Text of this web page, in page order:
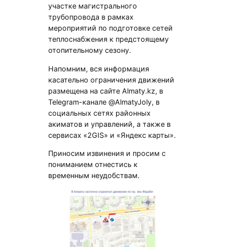
участке магистрального
трубопровода в рамках
мероприятий по подготовке сетей
теплоснабжения к предстоящему
отопительному сезону.
Напомним, вся информация
касательно ограничения движений
размещена на сайте Almaty.kz, в
Telegram-канале @AlmatyJoly, в
социальных сетях районных
акиматов и управлений, а также в
сервисах «2GIS» и «Яндекс карты».
Приносим извинения и просим с
пониманием отнестись к
временным неудобствам.